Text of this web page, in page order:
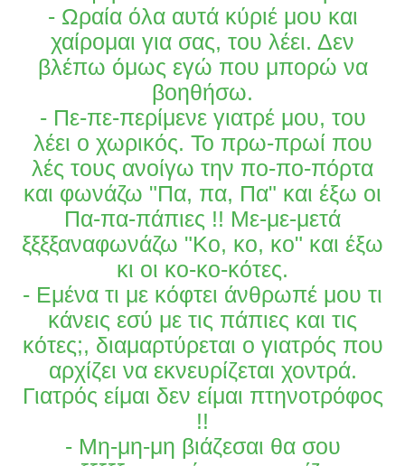
- Ωραία όλα αυτά κύριέ μου και
χαίρομαι για σας, του λέει. Δεν
βλέπω όμως εγώ που μπορώ να
βοηθήσω.
- Πε-πε-περίμενε γιατρέ μου, του
λέει ο χωρικός. Το πρω-πρωί που
λές τους ανοίγω την πο-πο-πόρτα
και φωνάζω "Πα, πα, Πα" και έξω οι
Πα-πα-πάπιες !! Με-με-μετά
ξξξξαναφωνάζω "Κο, κο, κο" και έξω
κι οι κο-κο-κότες.
- Εμένα τι με κόφτει άνθρωπέ μου τι
κάνεις εσύ με τις πάπιες και τις
κότες;, διαμαρτύρεται ο γιατρός που
αρχίζει να εκνευρίζεται χοντρά.
Γιατρός είμαι δεν είμαι πτηνοτρόφος
!!
- Μη-μη-μη βιάζεσαι θα σου